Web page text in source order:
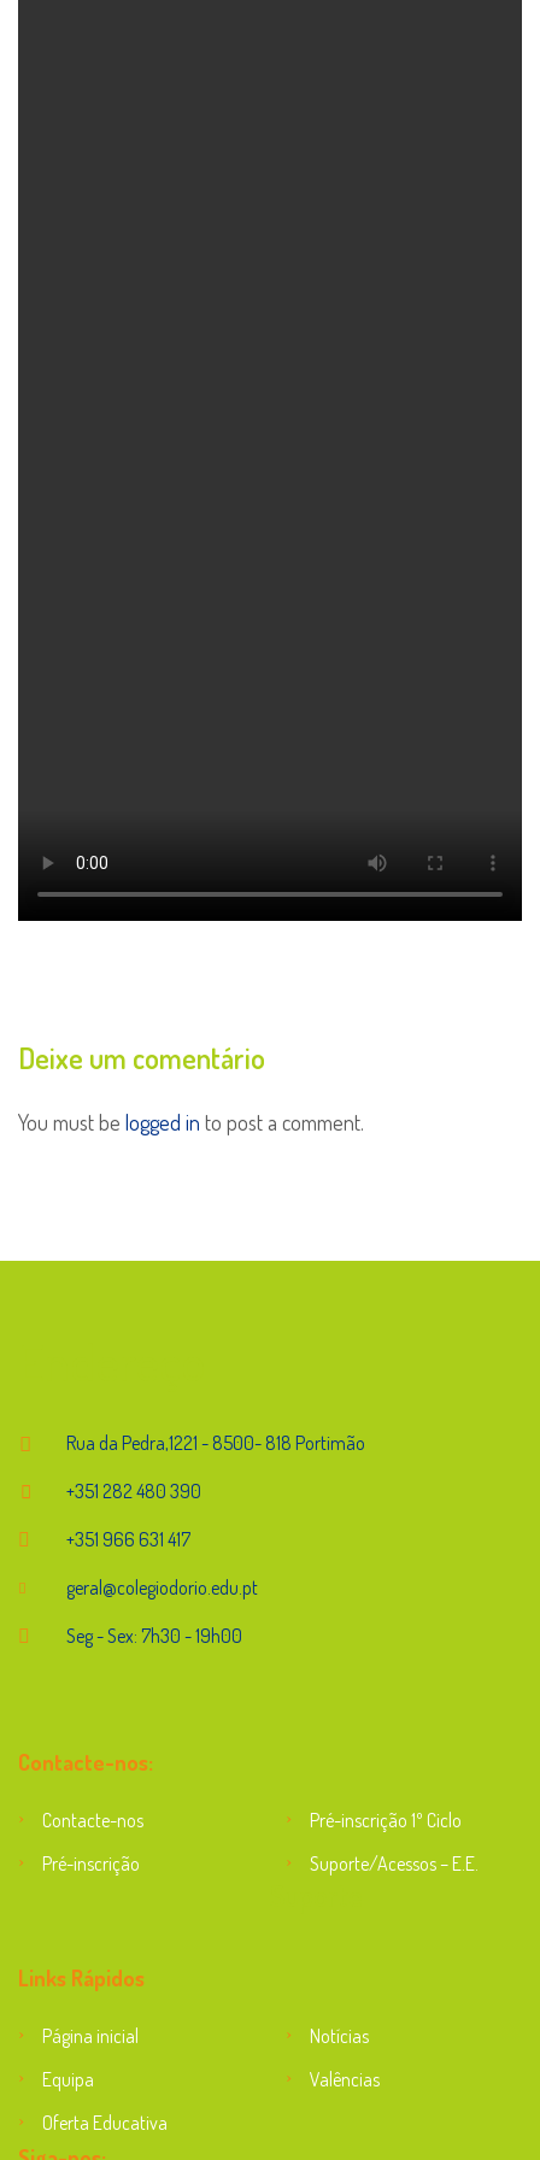
Deixe um comentário
You must be logged in to post a comment.
Rua da Pedra,1221 - 8500- 818 Portimão
+351 282 480 390
+351 966 631 417
geral@colegiodorio.edu.pt
Seg - Sex: 7h30 - 19h00
Contacte-nos:
Contacte-nos
Pré-inscrição 1º Ciclo
Pré-inscrição
Suporte/Acessos – E.E.
Links Rápidos
Página inicial
Notícias
Equipa
Valências
Oferta Educativa